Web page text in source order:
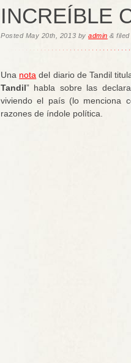
INCREÍBLE
Posted May 20th, 2013 byadmin & filed
Una nota del diario de Tandil
Tandil” habla sobre las
viviendo el país (lo menciona
razones de índole política.